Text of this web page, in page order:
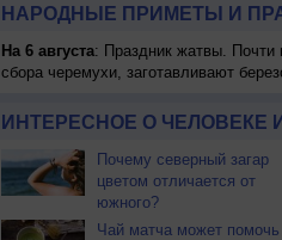
НАРОДНЫЕ ПРИМЕТЫ И
На 6 августа: Праздник жатвы. Почти
сбора черемухи, заготавливают
ИНТЕРЕСНОЕ О ЧЕЛОВЕКЕ
Почему северный загар
цветом отличается от
южного?
Чай матча может помочь